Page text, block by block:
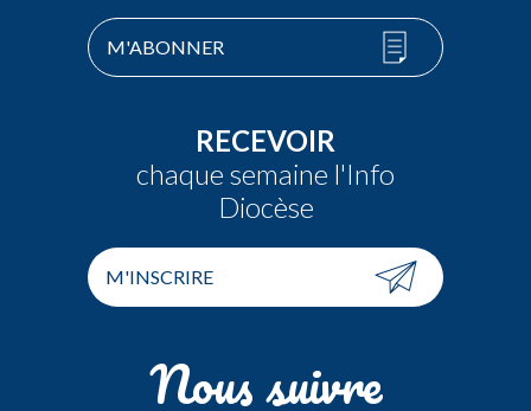
M'ABONNER
RECEVOIR
chaque semaine l'Info
Diocèse
M'INSCRIRE
Nous suivre